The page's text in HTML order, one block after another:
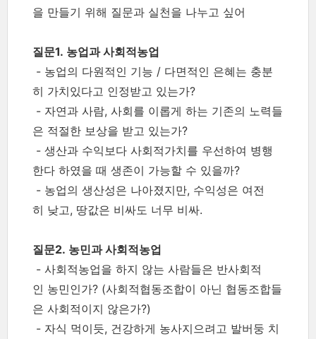
을 만들기 위해 질문과 실천을 나누고 싶어
질문1. 농업과 사회적농업
- 농업의 다원적인 기능 / 다면적인 은혜는 충분
히 가치있다고 인정받고 있는가?
- 자연과 사람, 사회를 이롭게 하는 기존의 노력들
은 적절한 보상을 받고 있는가?
- 생산과 수익보다 사회적가치를 우선하여 병행
한다 하였을 때 생존이 가능할 수 있을까?
- 농업의 생산성은 나아졌지만, 수익성은 여전
히 낮고, 땅값은 비싸도 너무 비싸.
질문2. 농민과 사회적농업
- 사회적농업을 하지 않는 사람들은 반사회적
인 농민인가? (사회적협동조합이 아닌 협동조합들
은 사회적이지 않은가?)
- 자식 먹이듯, 건강하게 농사지으려고 발버둥 치